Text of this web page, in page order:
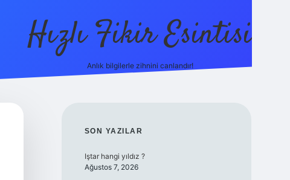
Hızlı Fikir Esintisi
Anlık bilgilerle zihnini canlandır!
SIDEBAR
SON YAZILAR
Iştar hangi yıldız ?
Ağustos 7, 2026